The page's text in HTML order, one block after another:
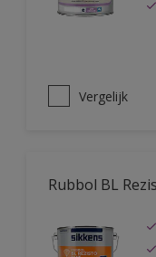
Vergelijk
Rubbol BL